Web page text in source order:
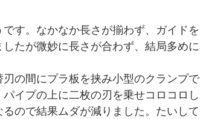
す。なかなか長さが揃わず、ガイドを
たが微妙に長さが合わず、結局多めに
の間にプラ板を挟み小型のクランプで
イプの上に二枚の刃を乗せコロコロし
ので結果ムダが減りました。たいして